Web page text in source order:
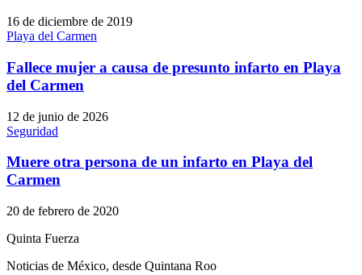
16 de diciembre de 2019
Playa del Carmen
Fallece mujer a causa de presunto infarto en Playa
del Carmen
12 de junio de 2026
Seguridad
Muere otra persona de un infarto en Playa del
Carmen
20 de febrero de 2020
Quinta Fuerza
Noticias de México, desde Quintana Roo